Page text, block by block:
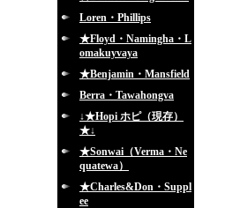
Loren・Phillips
★Floyd・Namingha・L
omakuyvaya
★Benjamin・Mansfield
Berra・Tawahongva
↓★Hopi ホピ（現存）
★↓
★Sonwai（Verma・Ne
quatewa）
★Charles&Don・Suppl
ee